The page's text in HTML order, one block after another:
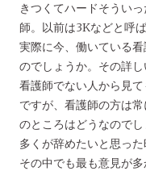
きつくてハードそうい
師。以前は3Kなどと呼
実際に今、働いている
のでしょうか。その詳し
看護師でない人から見
ですが、看護師の方は
のところはどうなので
多くが辞めたいと思った
その中でも最も意見が